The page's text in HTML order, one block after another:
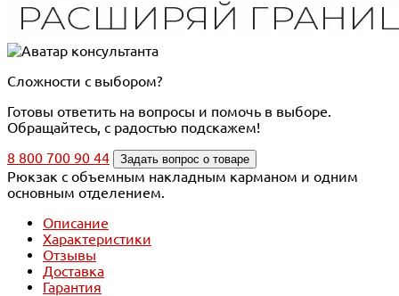
Сложности с выбором?
Готовы ответить на вопросы и помочь в выборе.
Обращайтесь, с радостью подскажем!
8 800 700 90 44
Задать вопрос о товаре
Рюкзак с объемным накладным карманом и одним
основным отделением.
Описание
Характеристики
Отзывы
Доставка
Гарантия